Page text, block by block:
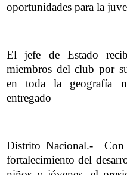
oportunidades para la
El jefe de Estado
miembros del club por
en toda la geografía
entregado
Distrito Nacional.-
fortalecimiento del